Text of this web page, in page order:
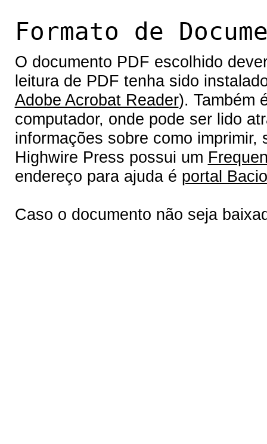
Formato de
O documento PDF escolhido
leitura de PDF tenha sido
Adobe Acrobat Reader). Também
computador, onde pode ser lido
informações sobre como
Highwire Press possui um
endereço para ajuda é portal
Caso o documento não seja